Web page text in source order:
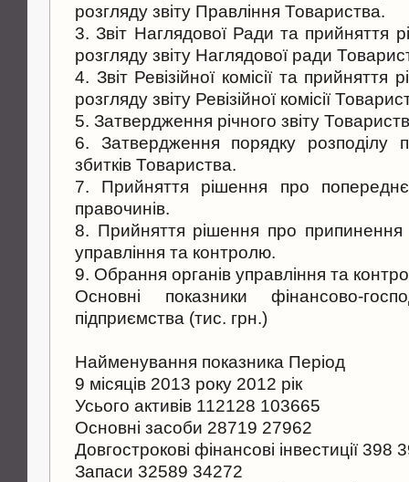
розгляду звіту Правління Товариства.
3. Звіт Наглядової Ради та прийняття
розгляду звіту Наглядової ради
4. Звіт Ревізійної комісії та прийняття
розгляду звіту Ревізійної комісії
5. Затвердження річного звіту
6. Затвердження порядку розподілу
збитків Товариства.
7. Прийняття рішення про
правочинів.
8. Прийняття рішення про припинення
управління та контролю.
9. Обрання органів управління та
Основні показники фінансово-
підприємства (тис. грн.)
Найменування показника Період
9 місяців 2013 року 2012 рік
Усього активів 112128 103665
Основні засоби 28719 27962
Довгострокові фінансові інвестиції 398
Запаси 32589 34272